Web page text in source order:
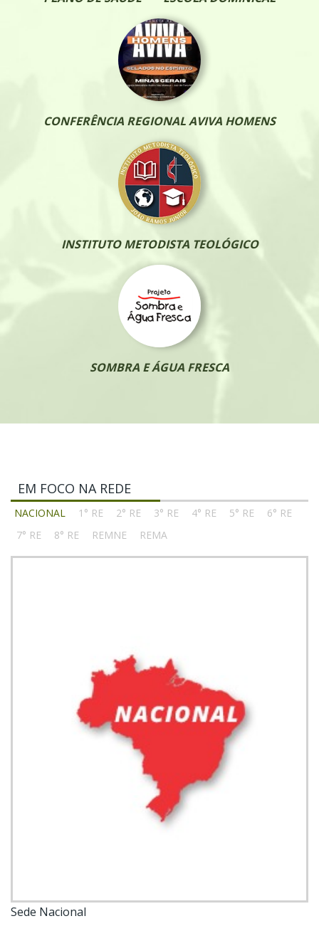
CONFERÊNCIA REGIONAL AVIVA HOMENS
INSTITUTO METODISTA TEOLÓGICO
SOMBRA E ÁGUA FRESCA
EM FOCO NA REDE
NACIONAL 1° RE 2° RE 3° RE 4° RE 5° RE
6° RE
7° RE
8° RE REMNE REMA
Sede Nacional